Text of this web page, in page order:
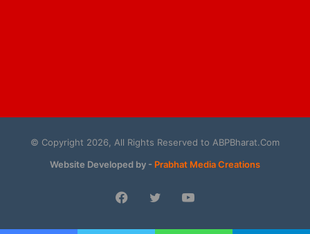
© Copyright 2026, All Rights Reserved to ABPBharat.Com
Website Developed by - Prabhat Media Creations
Facebook
TwitterYouTube